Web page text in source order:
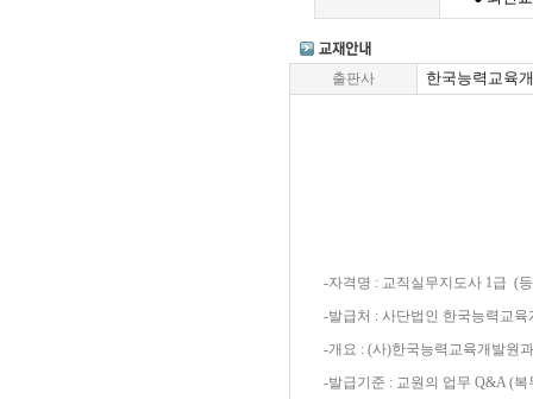
출판사 한국능력교육
-자격명 : 교직실무지도사 1급 (
-발급처 : 사단법인 한국능력교육
-개요 : (사)한국능력교육개발원
-발급기준 : 교원의 업무 Q&A (